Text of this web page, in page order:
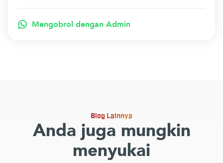
Mengobrol dengan Admin
Blog Lainnya
Anda juga mungkin
menyukai